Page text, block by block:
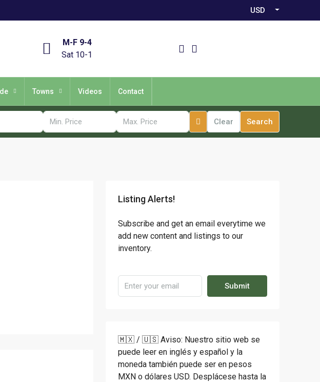
USD
M-F 9-4
Sat 10-1
Towns Videos Contact
Clear Search
Listing Alerts!
Subscribe and get an email everytime we
add new content and listings to our
inventory.
Submit
🇲🇽 / 🇺🇸 Aviso: Nuestro sitio web se
puede leer en inglés y español y la
moneda también puede ser en pesos
MXN o dólares USD. Desplácese hasta la